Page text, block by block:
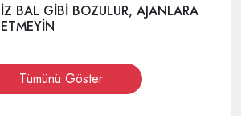
BAL GİBİ BOZULUR, AJANLARA
Tümünü Göster